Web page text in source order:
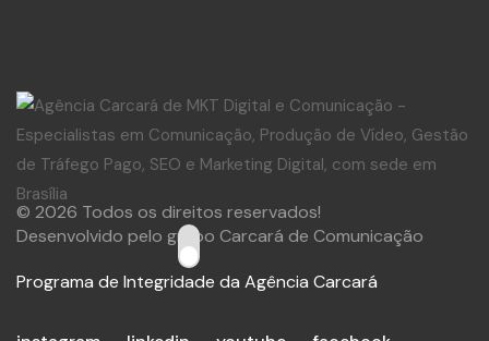
© 2026 Todos os direitos reservados!
Desenvolvido pelo grupo Carcará de Comunicação
Programa de Integridade da Agência Carcará